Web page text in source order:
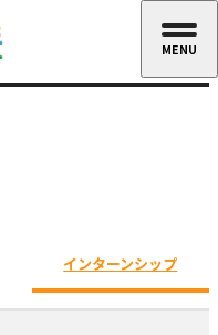
インターンシップ
MENU